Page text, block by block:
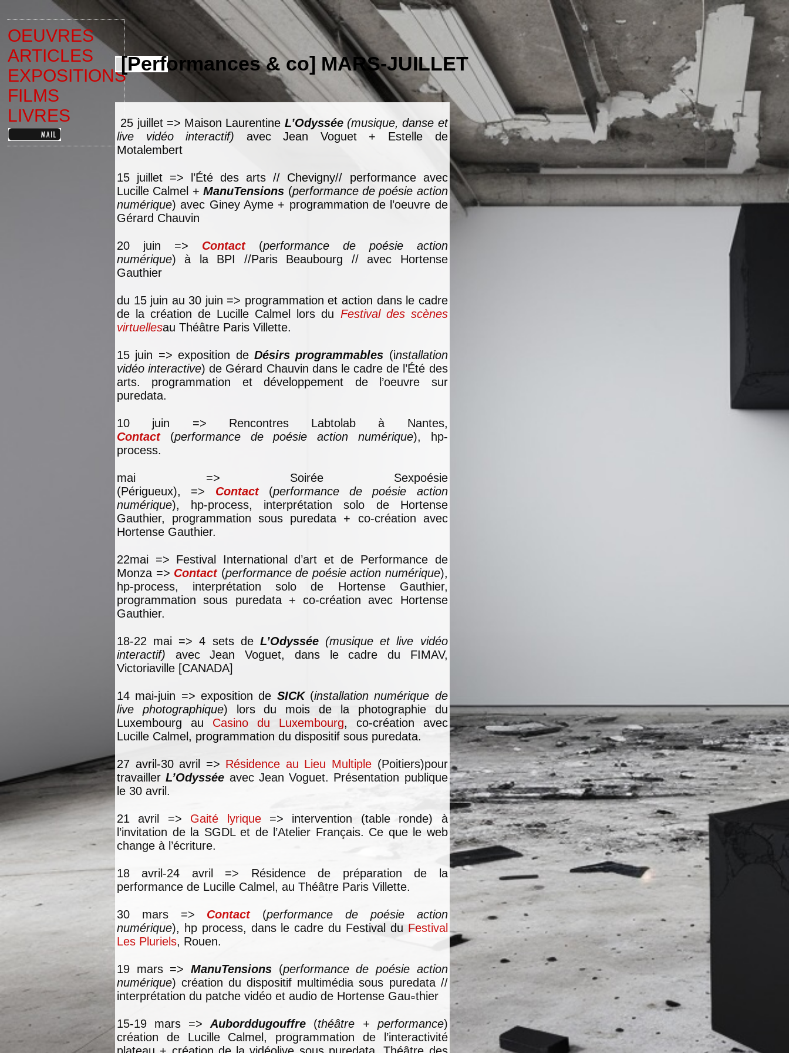
OEUVRES
ARTICLES
EXPOSITIONS
FILMS
LIVRES
[Performances & co] MARS-JUILLET
25 juillet => Maison Laurentine L’Odyssée (musique, danse et
live vidéo interactif) avec Jean Voguet + Estelle de
Motalembert
15 juillet => l’Été des arts // Chevigny// performance avec
Lucille Calmel +ManuTensions (performance de poésie action
numérique) avec Giney Ayme + programmation de l’oeuvre de
Gérard Chauvin
20 juin => Contact(performance de poésie action
numérique) à la BPI //Paris Beaubourg // avec Hortense
Gauthier
du 15 juin au 30 juin => programmation et action dans le cadre
de la création de Lucille Calmel lors du Festival des scènes
virtuellesau Théâtre Paris Villette.
15 juin => exposition de Désirs programmables (installation
vidéo interactive) de Gérard Chauvin dans le cadre de l’Été des
arts. programmation et développement de l’oeuvre sur
puredata.
10 juin => Rencontres Labtolab à Nantes,
Contact(performance de poésie action numérique), hp-
process.
mai => Soirée Sexpoésie
(Périgueux), => Contact(performance de poésie action
numérique), hp-process, interprétation solo de Hortense
Gauthier, programmation sous puredata + co-création avec
Hortense Gauthier.
22mai => Festival International d’art et de Performance de
Monza => Contact(performance de poésie action numérique),
hp-process, interprétation solo de Hortense Gauthier,
programmation sous puredata + co-création avec Hortense
Gauthier.
18-22 mai => 4 sets de L’Odyssée (musique et live vidéo
interactif) avec Jean Voguet, dans le cadre du FIMAV,
Victoriaville [CANADA]
14 mai-juin => exposition de SICK(installation numérique de
live photographique) lors du mois de la photographie du
Luxembourg au Casino du Luxembourg, co-création avec
Lucille Calmel, programmation du dispositif sous puredata.
27 avril-30 avril => Résidence au Lieu Multiple (Poitiers)pour
travaillerL’Odyssée avec Jean Voguet. Présentation publique
le 30 avril.
21 avril => Gaité lyrique=> intervention (table ronde) à
l’invitation de la SGDL et de l’Atelier Français. Ce que le web
change à l’écriture.
18 avril-24 avril => Résidence de préparation de la
performance de Lucille Calmel, au Théâtre Paris Villette.
30 mars => Contact (performance de poésie action
numérique), hp process, dans le cadre du Festival du Festival
Les Pluriels, Rouen.
19 mars => ManuTensions(performance de poésie action
numérique) création du dispositif multimédia sous puredata //
interprétation du patche vidéo et audio de Hortense Gau thier
15-19 mars =>Auborddugouffre (théâtre + performance)
création de Lucille Calmel, programmation de l’interactivité